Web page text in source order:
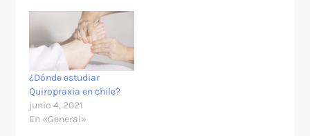
¿Dónde estudiar
Quiropraxia en chile?
junio 4, 2021
En «General»